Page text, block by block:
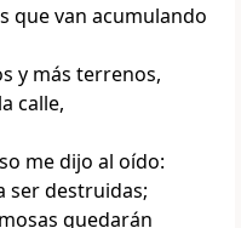
que van acumulando
y más terrenos,
calle,
me dijo al oído:
ser destruidas;
quedarán